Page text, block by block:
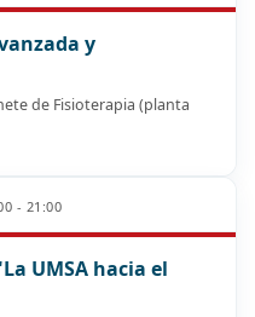
y
de Fisioterapia (planta
- 21:00
UMSA hacia el